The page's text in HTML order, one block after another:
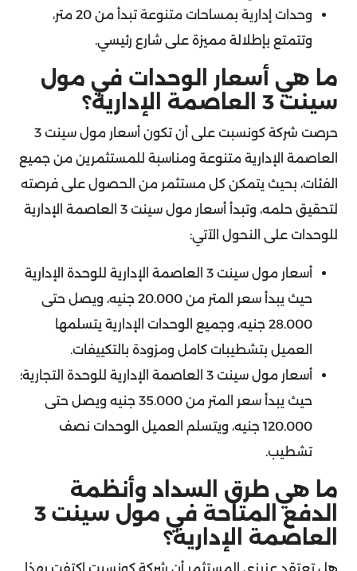
وحدات إدارية بمساحات متنوعة تبدأ من 20 متر،
وتتمتع بإطلالة مميزة على شارع رئيسي.
ما هي أسعار الوحدات في مول
سينت 3 العاصمة الإدارية؟
حرصت شركة كونسبت على أن تكون أسعار مول سينت 3
العاصمة الإدارية متنوعة ومناسبة للمستثمرين من جميع
الفئات، بحيث يتمكن كل مستثمر من الحصول على فرصته
لتحقيق حلمه، وتبدأ أسعار مول سينت 3 العاصمة الإدارية
للوحدات على النحول الآتي:
أسعار مول سينت 3 العاصمة الإدارية للوحدة الإدارية
حيث يبدأ سعر المتر من 20.000 جنيه، ويصل حتى
28.000 جنيه، وجميع الوحدات الإدارية يتسلمها
العميل بتشطيبات كامل ومزودة بالتكييفات.
أسعار مول سينت 3 العاصمة الإدارية للوحدة التجارية؛
حيث يبدأ سعر المتر من 35.000 جنيه ويصل حتى
120.000 جنيه، ويتسلم العميل الوحدات نصف
تشطيب.
ما هي طرق السداد وأنظمة
الدفع المتاحة في مول سينت 3
العاصمة الإدارية؟